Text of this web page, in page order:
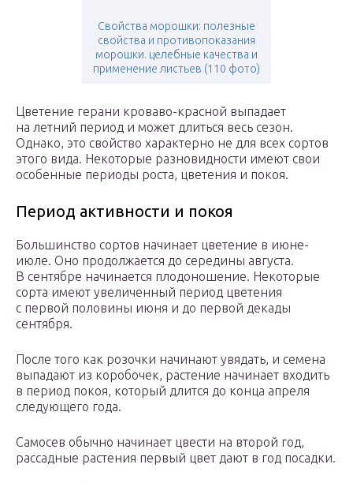
Свойства морошки: полезные
свойства и противопоказания
морошки. целебные качества и
применение листьев (110 фото)
Цветение герани кроваво-красной выпадает
на летний период и может длиться весь сезон.
Однако, это свойство характерно не для всех сортов
этого вида. Некоторые разновидности имеют свои
особенные периоды роста, цветения и покоя.
Период активности и покоя
Большинство сортов начинает цветение в июне-
июле. Оно продолжается до середины августа.
В сентябре начинается плодоношение. Некоторые
сорта имеют увеличенный период цветения
с первой половины июня и до первой декады
сентября.
После того как розочки начинают увядать, и семена
выпадают из коробочек, растение начинает входить
в период покоя, который длится до конца апреля
следующего года.
Самосев обычно начинает цвести на второй год,
рассадные растения первый цвет дают в год посадки.